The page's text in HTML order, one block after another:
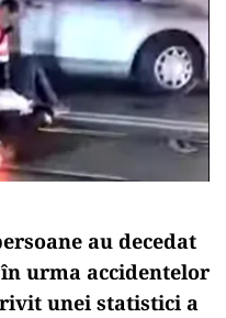
au decedat
urma accidentelor
unei statistici a